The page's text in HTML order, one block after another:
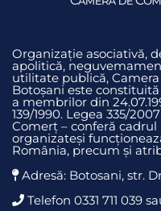
Organizație asociativă,
apolitică,
utilitate publică,
Botoșani este
a membrilor din
139/1990. Legea 335/
Comerț – conferă
organizateși
România, precum și
Adresă: Botosani, str.
Telefon 0331 711 039